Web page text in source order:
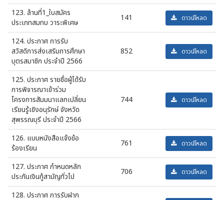
123. ล้านที่1_ใบสมัคร
ประเภทสมทบ วาระพิเศษ
141 ดาวน์โหลด
124. ประกาศ การรับ
สวัสดิการส่งเสริมการศึกษา
บุตรสมาชิก ประจำปี 2566
852 ดาวน์โหลด
125. ประกาศ รายชื่อผู้ได้รับ
การพิจารณาเข้าร่วม
โครงการสัมมนาแลกเปลี่ยน
เรียนรู้เชิงอนุรักษ์ จังหวัด
สุพรรณบุรี ประจำปี 2566
744 ดาวน์โหลด
126. แบบหนังสือแจ้งข้อ
ร้องเรียน
761 ดาวน์โหลด
127. ประกาศ กำหนดหลัก
ประกันเงินกู้สามัญทั่วไป
706 ดาวน์โหลด
128. ประกาศ การรับฝาก